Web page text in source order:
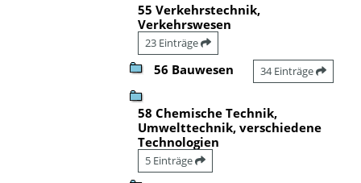
55 Verkehrstechnik,
Verkehrswesen
23 Einträge
56 Bauwesen 34 Einträge
58 Chemische Technik,
Umwelttechnik, verschiedene
Technologien
5 Einträge